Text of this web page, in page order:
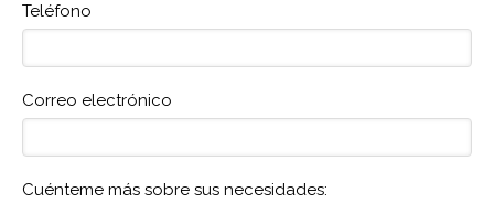
Teléfono
Correo electrónico
Cuénteme más sobre sus necesidades: